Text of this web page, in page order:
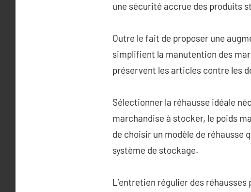
une sécurité accrue des produits
Outre le fait de proposer une
simplifient la manutention des
préservent les articles contre les
Sélectionner la réhausse idéale
marchandise à stocker, le poids
de choisir un modèle de réhausse
système de stockage.
L’entretien régulier des